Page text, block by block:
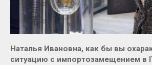
Наталья Ивановна, как бы вы
ситуацию с импортозамещением в